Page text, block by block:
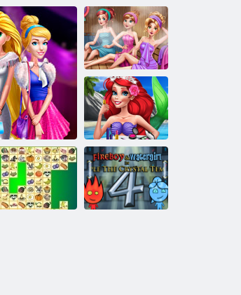
Prinzessinnen
Sauna Realife
Prinzessin
Sommer Make -
up